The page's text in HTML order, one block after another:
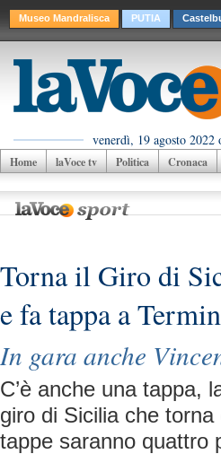
Museo Mandralisca PUTIA
venerdì, 19 agosto 2022
Home laVoce tv Politica Cronaca
Torna il Giro di
e fa tappa a
In gara anche
C’è anche una tappa,
giro di Sicilia che
tappe saranno quattro